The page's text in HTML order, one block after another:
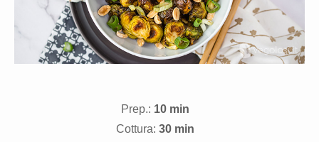
Prep.: 10 min
Cottura: 30 min